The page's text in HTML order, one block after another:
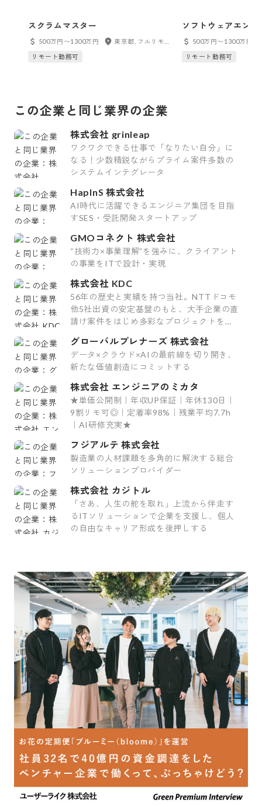
スクラムマスター
500万円〜1300万円
リモート勤務可
ソフトウェアエンジ
500万円〜1300万円
リモート勤務可
この企業と同じ業界の企業
株式会社 grinleap
ワクワクできる仕事で「なりたい自分」に
なる！少数精鋭ながらプライム案件多数の
システムインテグレータ
HapInS 株式会社
AI時代に活躍できるエンジニア集団を目指
すSES・受託開発スタートアップ
GMOコネクト 株式会社
“技術力×事業理解”を強みに、クライアント
の事業をITで設計・実現
株式会社 KDC
56年の歴史と実績を持つ当社。NTTドコモ
他5社出資の安定基盤のもと、大手企業の直
請け案件をはじめ多彩なプロジェクトを手
グローバルプレナーズ 株式会社
データ×クラウド×AIの最前線を切り開き、
新たな価値創造にコミットする
株式会社 エンジニアのミカタ
★単価公開制｜年収UP保証｜年休130日｜
9割リモ可◎｜定着率98%｜残業平均7.7h
｜AI研修充実★
フジアルテ 株式会社
製造業の人材課題を多角的に解決する総合
ソリューションプロバイダー
株式会社 カジトル
「さあ、人生の舵を取れ」上流から伴走す
るITソリューションで企業を支援し、個人
の自由なキャリア形成を後押しする